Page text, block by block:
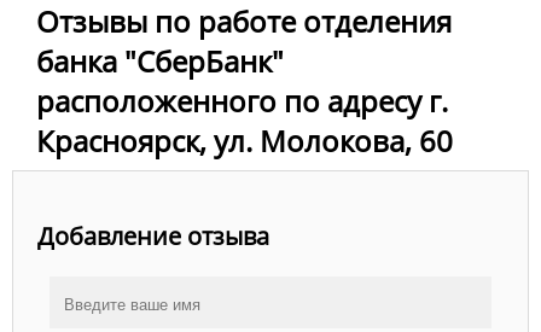
Отзывы по работе отделения
банка "СберБанк"
расположенного по адресу г.
Красноярск, ул. Молокова, 60
Добавление отзыва